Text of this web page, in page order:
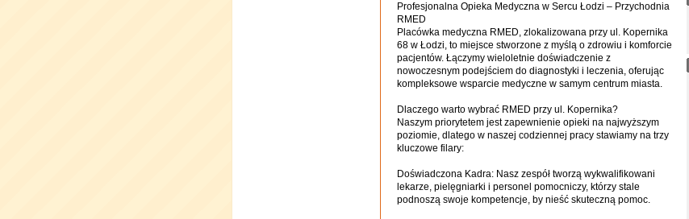
Profesjonalna Opieka Medyczna w Sercu Łodzi – Przychodnia
RMED
Placówka medyczna RMED, zlokalizowana przy ul. Kopernika
68 w Łodzi, to miejsce stworzone z myślą o zdrowiu i komforcie
pacjentów. Łączymy wieloletnie doświadczenie z
nowoczesnym podejściem do diagnostyki i leczenia, oferując
kompleksowe wsparcie medyczne w samym centrum miasta.
Dlaczego warto wybrać RMED przy ul. Kopernika?
Naszym priorytetem jest zapewnienie opieki na najwyższym
poziomie, dlatego w naszej codziennej pracy stawiamy na trzy
kluczowe filary:
Doświadczona Kadra: Nasz zespół tworzą wykwalifikowani
lekarze, pielęgniarki i personel pomocniczy, którzy stale
podnoszą swoje kompetencje, by nieść skuteczną pomoc.